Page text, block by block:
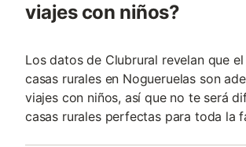
viajes con niños?
Los datos de Clubrural revelan que
casas rurales en Nogueruelas son
viajes con niños, así que no te será
casas rurales perfectas para toda la